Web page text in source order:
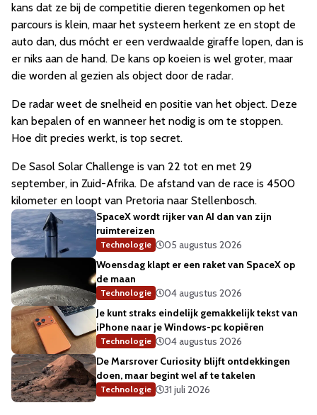
kans dat ze bij de competitie dieren tegenkomen op het
parcours is klein, maar het systeem herkent ze en stopt de
auto dan, dus mócht er een verdwaalde giraffe lopen, dan is
er niks aan de hand. De kans op koeien is wel groter, maar
die worden al gezien als object door de radar.
De radar weet de snelheid en positie van het object. Deze
kan bepalen of en wanneer het nodig is om te stoppen.
Hoe dit precies werkt, is top secret.
De Sasol Solar Challenge is van 22 tot en met 29
september, in Zuid-Afrika. De afstand van de race is 4500
kilometer en loopt van Pretoria naar Stellenbosch.
SpaceX wordt rijker van AI dan van zijn
ruimtereizen
Technologie
05 augustus 2026
Woensdag klapt er een raket van SpaceX op
de maan
Technologie
04 augustus 2026
Je kunt straks eindelijk gemakkelijk tekst van
iPhone naar je Windows-pc kopiëren
Technologie
04 augustus 2026
De Marsrover Curiosity blijft ontdekkingen
doen, maar begint wel af te takelen
Technologie 31 juli 2026